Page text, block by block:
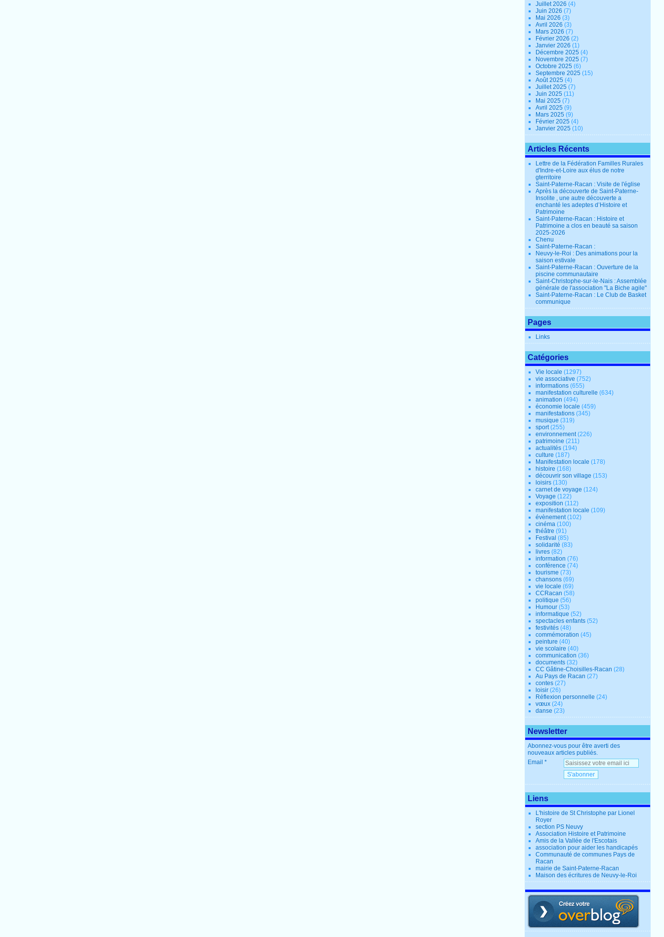
Juillet 2026(4)
Juin 2026(7)
Mai 2026(3)
Avril 2026(3)
Mars 2026(7)
Février 2026(2)
Janvier 2026(1)
Décembre 2025(4)
Novembre 2025(7)
Octobre 2025(6)
Septembre 2025(15)
Août 2025(4)
Juillet 2025(7)
Juin 2025(11)
Mai 2025(7)
Avril 2025(9)
Mars 2025(9)
Février 2025(4)
Janvier 2025(10)
Articles Récents
Lettre de la Fédération Familles Rurales
d'Indre-et-Loire aux élus de notre
gterritoire
Saint-Paterne-Racan : Visite de l'église
Après la découverte de Saint-Paterne-
Insolite , une autre découverte a
enchanté les adeptes d’Histoire et
Patrimoine
Saint-Paterne-Racan : Histoire et
Patrimoine a clos en beauté sa saison
2025-2026
Chenu
Saint-Paterne-Racan :
Neuvy-le-Roi : Des animations pour la
saison estivale
Saint-Paterne-Racan : Ouverture de la
piscine communautaire
Saint-Christophe-sur-le-Nais : Assemblée
générale de l'association "La Biche agile"
Saint-Paterne-Racan : Le Club de Basket
communique
Pages
Links
Catégories
Vie locale (1297)
vie associative (752)
informations (655)
manifestation culturelle (634)
animation (494)
économie locale (459)
manifestations (345)
musique (319)
sport(255)
environnement(226)
patrimoine (211)
actualités (194)
culture (187)
Manifestation locale (178)
histoire (168)
découvrir son village (153)
loisirs (130)
carnet de voyage (124)
Voyage (122)
exposition (112)
manifestation locale (109)
évènement(102)
cinéma (100)
théâtre (91)
Festival (85)
solidarité (83)
livres (82)
information (76)
conférence (74)
tourisme (73)
chansons (69)
vie locale (69)
CCRacan (58)
politique (56)
Humour (53)
informatique (52)
spectacles enfants (52)
festivités (48)
commémoration (45)
peinture (40)
vie scolaire (40)
communication (36)
documents (32)
CC Gâtine-Choisilles-Racan (28)
Au Pays de Racan (27)
contes (27)
loisir (26)
Réflexion personnelle (24)
vœux (24)
danse (23)
Newsletter
Abonnez-vous pour être averti des
nouveaux articles publiés.
Email
Liens
L'histoire de St Christophe par Lionel
Royer
section PS Neuvy
Association Histoire et Patrimoine
Amis de la Vallée de l'Escotais
association pour aider les handicapés
Communauté de communes Pays de
Racan
mairie de Saint-Paterne-Racan
Maison des écritures de Neuvy-le-Roi